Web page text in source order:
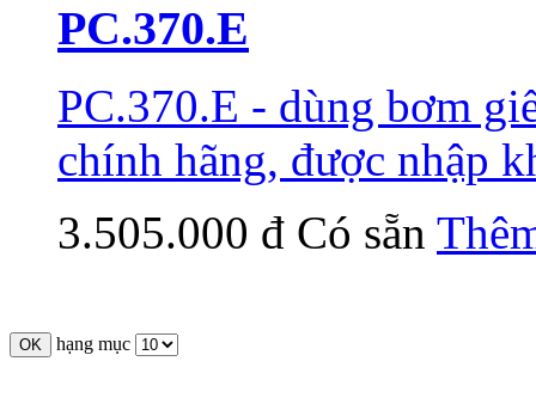
PC.370.E
PC.370.E - dùng bơm
chính hãng, được nhập
3.505.000 đ Có sẵn
hạng mục